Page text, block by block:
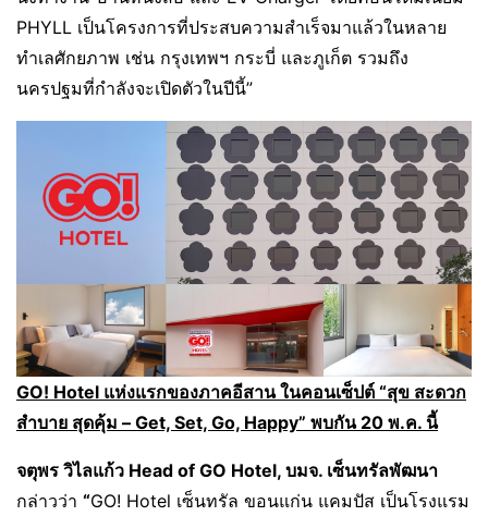
PHYLL เป็นโครงการที่ประสบความสำเร็จมาแล้วในหลาย
ทำเลศักยภาพ เช่น กรุงเทพฯ กระบี่ และภูเก็ต รวมถึง
นครปฐมที่กำลังจะเปิดตัวในปีนี้”
GO! Hotel แห่งแรกของภาคอีสาน ในคอนเซ็ปต์ “สุข สะดวก
สำบาย สุดคุ้ม – Get, Set, Go, Happy” พบกัน 20 พ.ค. นี้
จตุพร วิไลแก้ว Head of GO Hotel, บมจ. เซ็นทรัลพัฒนา
กล่าวว่า “GO! Hotel เซ็นทรัล ขอนแก่น แคมปัส เป็นโรงแรม